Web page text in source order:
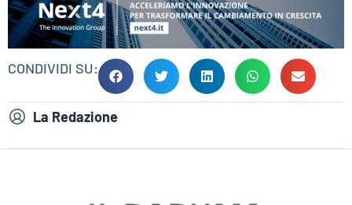
CONDIVIDI SU:
La Redazione